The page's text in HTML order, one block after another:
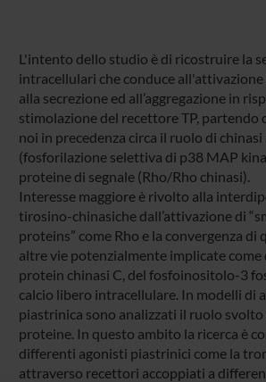
L'intento dello studio è di ricostruire la
intracellulari che conduce
alla secrezione ed all’aggregazione in
stimolazione del recettore TP, partendo
noi in precedenza circa il ruolo di
(fosforilazione selettiva di p38 MAP
proteine di segnale (Rho/Rho chinasi).
Interesse maggiore è rivolto alla
tirosino-chinasiche dall’attivazione di
proteins” come Rho e la convergenza di
altre vie potenzialmente implicate come
protein chinasi C, del fosfoinositolo-3
calcio libero intracellulare. In modelli di
piastrinica sono analizzati il ruolo
proteine. In questo ambito la ricerca è
differenti agonisti piastrinici come la
attraverso recettori accoppiati a